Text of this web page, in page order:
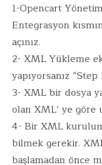
1-Opencart
Entegrasyon
açınız.
2- XML Yükleme
yapıyorsanız
3- XML bir dosya
olan XML’ ye göre
4- Bir XML
bilmek gerekir.
başlamadan önce